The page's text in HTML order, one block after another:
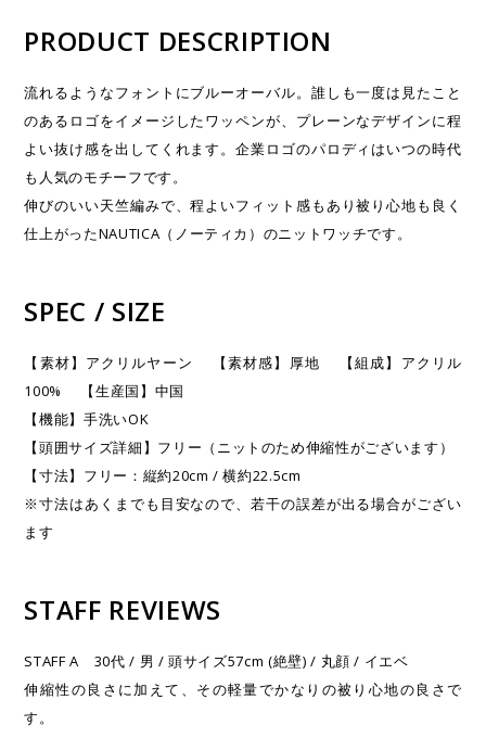
PRODUCT DESCRIPTION
流れるようなフォントにブルーオーバル。誰しも一度は見たこと
のあるロゴをイメージしたワッペンが、プレーンなデザインに程
よい抜け感を出してくれます。企業ロゴのパロディはいつの時代
も人気のモチーフです。
伸びのいい天竺編みで、程よいフィット感もあり被り心地も良く
仕上がったNAUTICA（ノーティカ）のニットワッチです。
SPEC / SIZE
【素材】アクリルヤーン 【素材感】厚地 【組成】アクリル
100% 【生産国】中国
【機能】手洗いOK
【頭囲サイズ詳細】フリー（ニットのため伸縮性がございます）
【寸法】フリー：縦約20cm / 横約22.5cm
※寸法はあくまでも目安なので、若干の誤差が出る場合がござい
ます
STAFF REVIEWS
STAFF A 30代 / 男 / 頭サイズ57cm (絶壁) / 丸顔 / イエベ
伸縮性の良さに加えて、その軽量でかなりの被り心地の良さで
す。